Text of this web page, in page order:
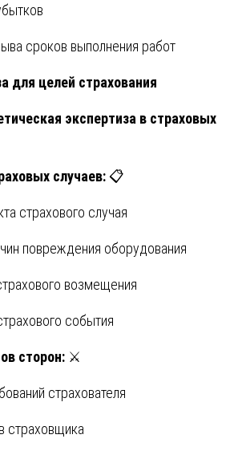
сроков выполнения работ
для целей страхования
экспертиза в страховых
случаев: 📋
страхового случая
повреждения оборудования
возмещения
события
сторон: ⚔️
страхователя
страховщика